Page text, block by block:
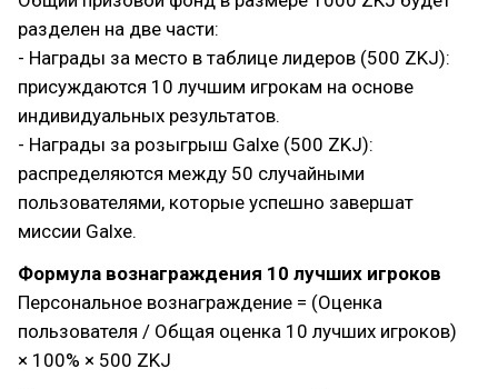
разделен на две части:
- Награды за место в таблице лидеров (500 ZKJ):
присуждаются 10 лучшим игрокам на основе
индивидуальных результатов.
- Награды за розыгрыш Galxe (500 ZKJ):
распределяются между 50 случайными
пользователями, которые успешно завершат
миссии Galxe.
Формула вознаграждения 10 лучших игроков
Персональное вознаграждение = (Оценка
пользователя / Общая оценка 10 лучших игроков)
× 100% × 500 ZKJ